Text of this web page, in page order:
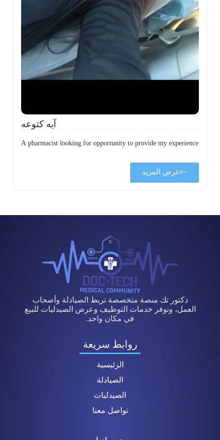
آيه كتوعه
A pharmacist looking for opportunity to provide my experience
عرض المزيد
دكتور تك منصة متخصصة تربط الصيادلة وأصحاب
العمل، وتوفر خدمات التوظيف وعرض الصيدليات للبيع
في مكان واحد.
روابط سريعة
الرئيسية
الصيادلة
الصيدليات
تواصل معنا